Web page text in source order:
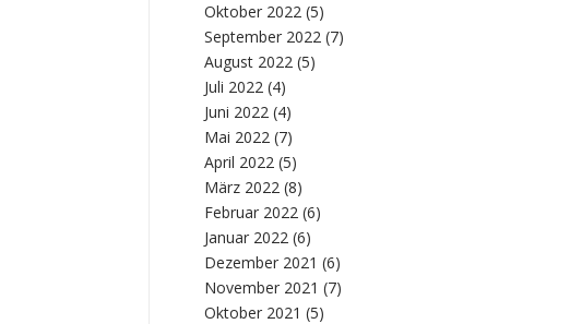
Oktober 2022 (5)
September 2022 (7)
August 2022 (5)
Juli 2022 (4)
Juni 2022 (4)
Mai 2022 (7)
April 2022 (5)
März 2022 (8)
Februar 2022 (6)
Januar 2022 (6)
Dezember 2021 (6)
November 2021 (7)
Oktober 2021 (5)